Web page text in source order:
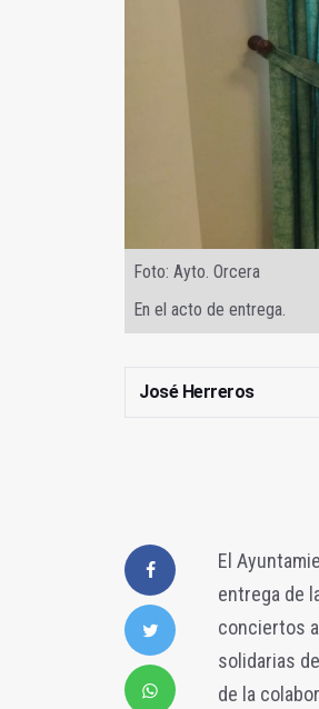
Foto: Ayto. Orcera
En el acto de entrega.
José Herreros
El
entrega de
conciertos
solidarias
de la